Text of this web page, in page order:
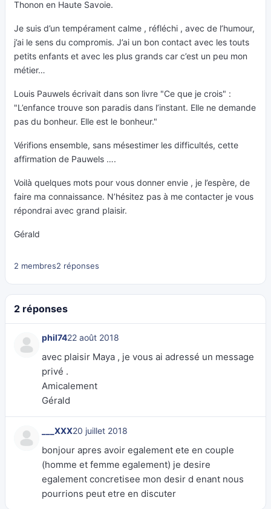
Thonon en Haute Savoie.
Je suis d’un tempérament calme , réfléchi , avec de l’humour,
j’ai le sens du compromis. J’ai un bon contact avec les touts
petits enfants et avec les plus grands car c’est un peu mon
métier…
Louis Pauwels écrivait dans son livre "Ce que je crois" :
"L’enfance trouve son paradis dans l’instant. Elle ne demande
pas du bonheur. Elle est le bonheur."
Vérifions ensemble, sans mésestimer les difficultés, cette
affirmation de Pauwels ….
Voilà quelques mots pour vous donner envie , je l’espère, de
faire ma connaissance. N’hésitez pas à me contacter je vous
répondrai avec grand plaisir.
Gérald
2 membres2 réponses
2 réponses
phil7422 août 2018
avec plaisir Maya , je vous ai adressé un message
privé .
Amicalement
Gérald
___XXX20 juillet 2018
bonjour apres avoir egalement ete en couple
(homme et femme egalement) je desire
egalement concretisee mon desir d enant nous
pourrions peut etre en discuter